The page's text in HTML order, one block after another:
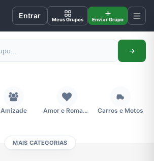
Entrar Meus Grupos Enviar Grupo
Amizade Amor e Romance Carros e Motos
MAIS CATEGORIAS